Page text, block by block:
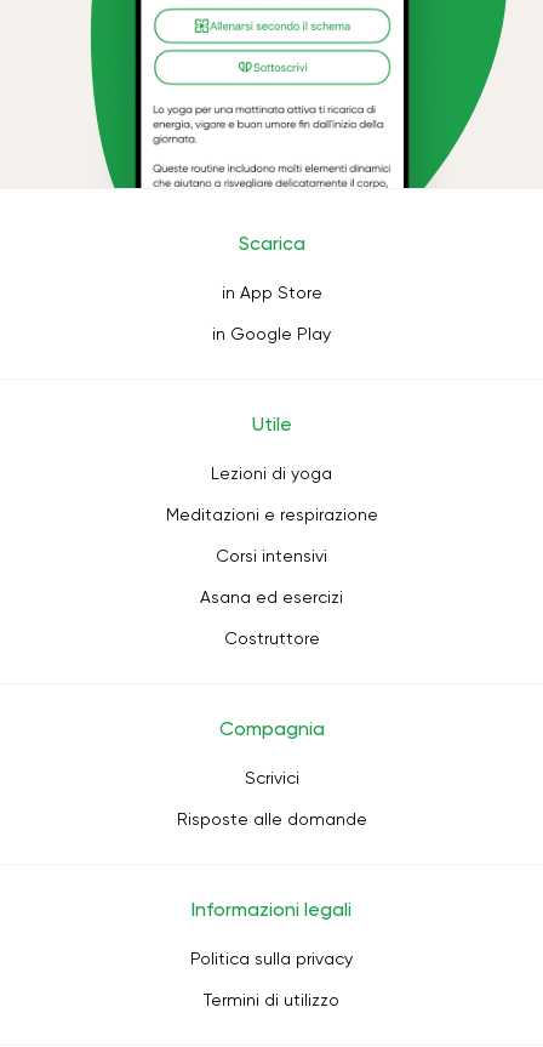
Scarica
in App Store
in Google Play
Utile
Lezioni di yoga
Meditazioni e respirazione
Corsi intensivi
Asana ed esercizi
Costruttore
Compagnia
Scrivici
Risposte alle domande
Informazioni legali
Politica sulla privacy
Termini di utilizzo